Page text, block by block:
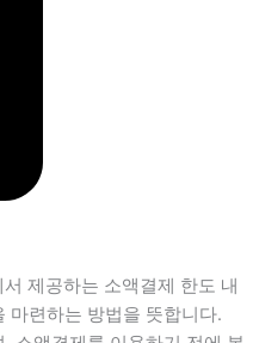
제공하는 소액결제 한도 내
마련하는 방법을 뜻합니다.